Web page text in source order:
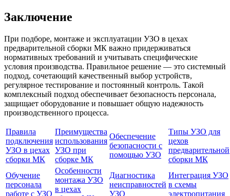
Заключение
При подборе, монтаже и эксплуатации УЗО в цехах
предварительной сборки МК важно придерживаться
нормативных требований и учитывать специфические
условия производства. Правильное решение — это системный
подход, сочетающий качественный выбор устройств,
регулярное тестирование и постоянный контроль. Такой
комплексный подход обеспечивает безопасность персонала,
защищает оборудование и повышает общую надежность
производственного процесса.
Правила
подключения
УЗО в цехах
сборки МК
Преимущества
использования
УЗО при
сборке МК
Обеспечение
безопасности с
помощью УЗО
Типы УЗО для
цехов
предварительной
сборки МК
Обучение
персонала
работе с УЗО
Особенности
монтажа УЗО
в цехах
Диагностика
неисправностей
УЗО
Интеграция УЗО
в схемы
электропитания